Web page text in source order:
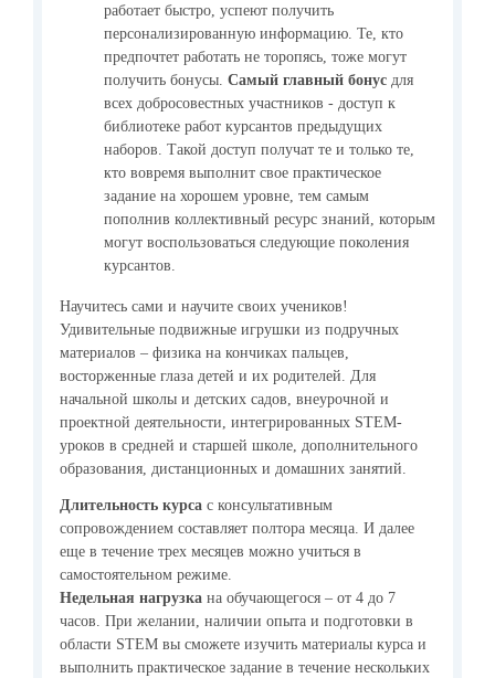
работает быстро, успеют получить
персонализированную информацию. Те, кто
предпочтет работать не торопясь, тоже могут
получить бонусы. Самый главный бонус для
всех добросовестных участников - доступ к
библиотеке работ курсантов предыдущих
наборов. Такой доступ получат те и только те,
кто вовремя выполнит свое практическое
задание на хорошем уровне, тем самым
пополнив коллективный ресурс знаний, которым
могут воспользоваться следующие поколения
курсантов.
Научитесь сами и научите своих учеников!
Удивительные подвижные игрушки из подручных
материалов – физика на кончиках пальцев,
восторженные глаза детей и их родителей. Для
начальной школы и детских садов, внеурочной и
проектной деятельности, интегрированных STEM-
уроков в средней и старшей школе, дополнительного
образования, дистанционных и домашних занятий.
Длительность курса с консультативным
сопровождением составляет полтора месяца. И далее
еще в течение трех месяцев можно учиться в
самостоятельном режиме.
Недельная нагрузка на обучающегося – от 4 до 7
часов. При желании, наличии опыта и подготовки в
области STEM вы сможете изучить материалы курса и
выполнить практическое задание в течение нескольких